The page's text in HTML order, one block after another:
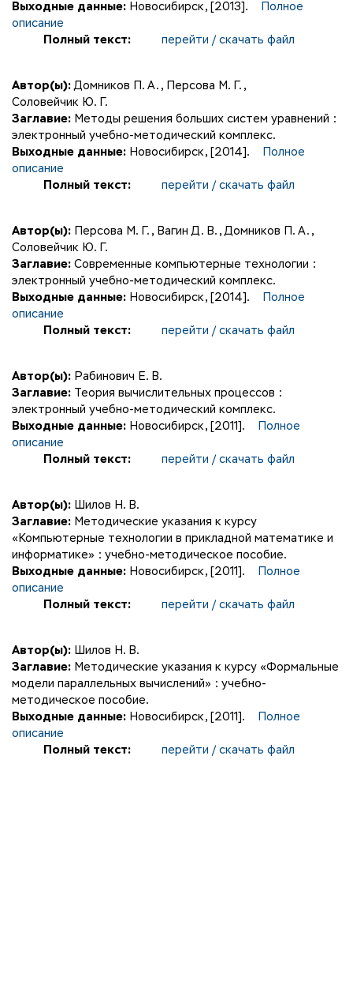
Выходные данные: Новосибирск, [2013].
Полное
описание
Полный текст:
перейти / скачать файл
Автор(ы): Домников П. А. , Персова М. Г. ,
Соловейчик Ю. Г.
Заглавие: Методы решения больших систем уравнений :
электронный учебно-методический комплекс.
Выходные данные: Новосибирск, [2014].
Полное
описание
Полный текст:
перейти / скачать файл
Автор(ы): Персова М. Г. , Вагин Д. В. , Домников П. А. ,
Соловейчик Ю. Г.
Заглавие: Современные компьютерные технологии :
электронный учебно-методический комплекс.
Выходные данные: Новосибирск, [2014].
Полное
описание
Полный текст:
перейти / скачать файл
Автор(ы): Рабинович Е. В.
Заглавие: Теория вычислительных процессов :
электронный учебно-методический комплекс.
Выходные данные: Новосибирск, [2011].
Полное
описание
Полный текст:
перейти / скачать файл
Автор(ы): Шилов Н. В.
Заглавие: Методические указания к курсу
«Компьютерные технологии в прикладной математике и
информатике» : учебно-методическое пособие.
Выходные данные: Новосибирск, [2011].
Полное
описание
Полный текст:
перейти / скачать файл
Автор(ы): Шилов Н. В.
Заглавие: Методические указания к курсу «Формальные
модели параллельных вычислений» : учебно-
методическое пособие.
Выходные данные: Новосибирск, [2011].
Полное
описание
Полный текст:
перейти / скачать файл